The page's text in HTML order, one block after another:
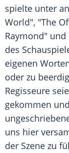
spielte unter
World", "The
Raymond"
des
eigenen
oder zu
Regisseure
gekommen
uns hier
der Szene zu